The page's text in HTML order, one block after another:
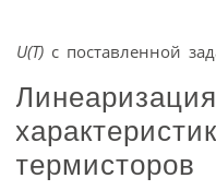
U(T) с поставленной
термисторов